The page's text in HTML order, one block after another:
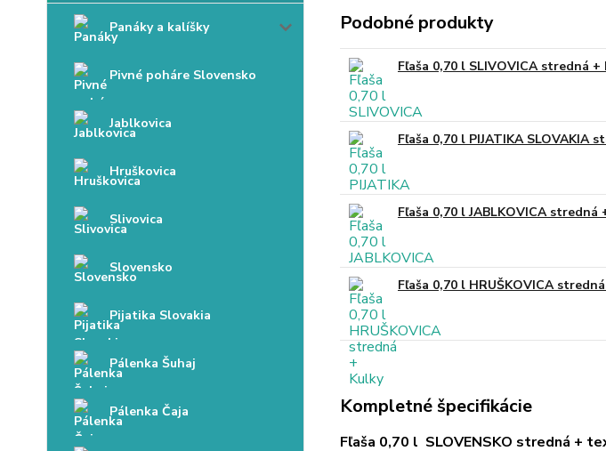
Panáky a kalíšky
Pivné poháre Slovensko
Jablkovica
Hruškovica
Slivovica
Slovensko
Pijatika Slovakia
Pálenka Šuhaj
Pálenka Čaja
Podobné produkty
Fľaša 0,70 l SLIVOVICA stredná +
Fľaša 0,70 l PIJATIKA SLOVAKIA
Fľaša 0,70 l JABLKOVICA stredná
Fľaša 0,70 l HRUŠKOVICA
Kompletné špecifikácie
Fľaša 0,70 l SLOVENSKO stredná +